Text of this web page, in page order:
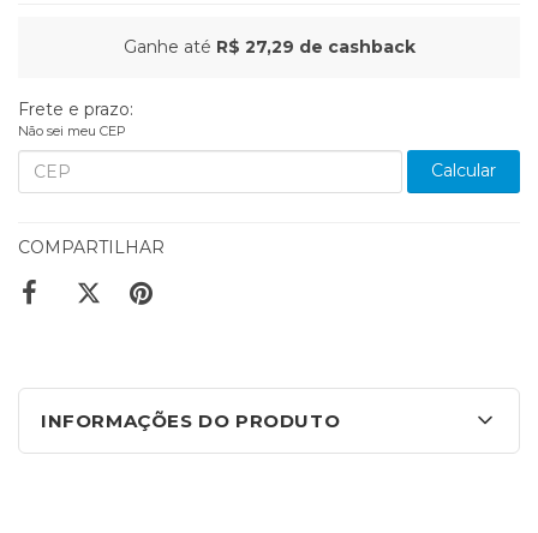
Ganhe até R$ 27,29 de cashback
Frete e prazo:
Não sei meu CEP
Calcular
COMPARTILHAR
INFORMAÇÕES DO PRODUTO